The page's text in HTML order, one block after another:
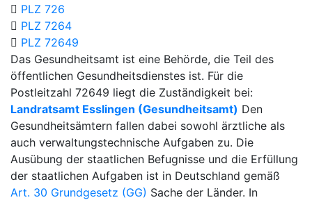
PLZ 726
PLZ 7264
PLZ 72649
Das Gesundheitsamt ist eine Behörde, die Teil des
öffentlichen Gesundheitsdienstes ist. Für die
Postleitzahl 72649 liegt die Zuständigkeit bei:
Landratsamt Esslingen (Gesundheitsamt) Den
Gesundheitsämtern fallen dabei sowohl ärztliche als
auch verwaltungstechnische Aufgaben zu. Die
Ausübung der staatlichen Befugnisse und die Erfüllung
der staatlichen Aufgaben ist in Deutschland gemäß
Art. 30 Grundgesetz (GG) Sache der Länder. In